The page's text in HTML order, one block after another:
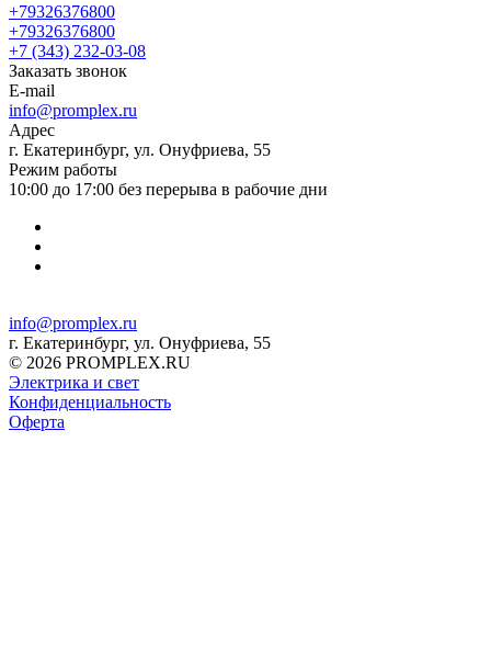
+79326376800
+79326376800
+7 (343) 232-03-08
Заказать звонок
E-mail
info@promplex.ru
Адрес
г. Екатеринбург, ул. Онуфриева, 55
Режим работы
10:00 до 17:00 без перерыва в рабочие дни
info@promplex.ru
г. Екатеринбург, ул. Онуфриева, 55
© 2026 PROMPLEX.RU
Электрика и свет
Конфиденциальность
Оферта